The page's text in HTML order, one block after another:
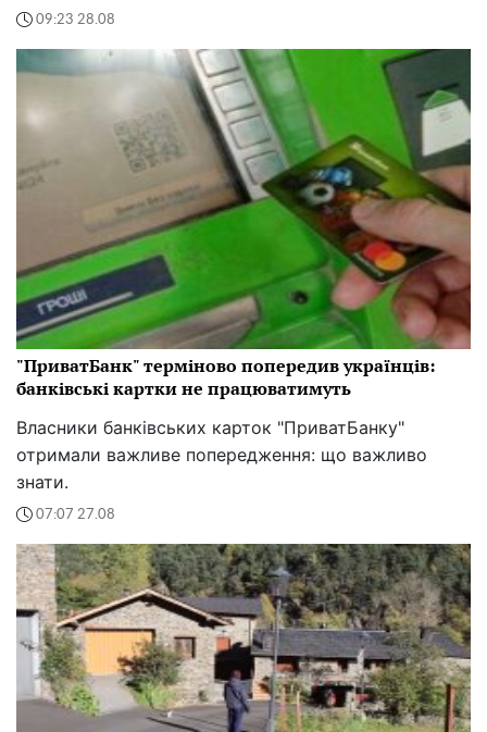
09:23 28.08
"ПриватБанк" терміново попередив українців:
банківські картки не працюватимуть
Власники банківських карток "ПриватБанку"
отримали важливе попередження: що важливо
знати.
07:07 27.08